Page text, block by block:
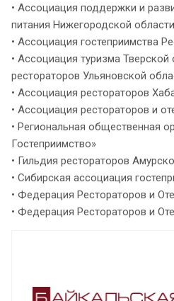
• Ассоциация поддержки и
питания Нижегородской
• Ассоциация гостеприимства
• Ассоциация туризма
рестораторов Ульяновской
• Ассоциация рестораторов
• Ассоциация рестораторов и
• Региональная общественная
Гостеприимство»
• Гильдия рестораторов
• Сибирская ассоциация
• Федерация Рестораторов и
• Федерация Рестораторов и